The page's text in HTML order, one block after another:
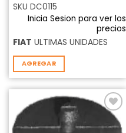
SKU DC0115
Inicia Sesion para ver los
precios
FIAT ULTIMAS UNIDADES
AGREGAR
Añadir
a la